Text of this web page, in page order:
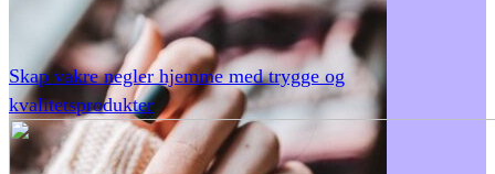
Skap vakre negler hjemme med trygge og
kvalitetsprodukter